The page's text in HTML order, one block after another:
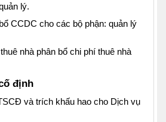
lý.
CCDC cho các bộ phận: quản lý
nhà phân bổ chi phí thuê nhà
định
và trích khấu hao cho Dịch vụ